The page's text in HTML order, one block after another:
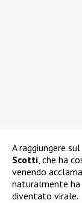
A raggiungere
Scotti, che ha
venendo
naturalmente
diventato virale.